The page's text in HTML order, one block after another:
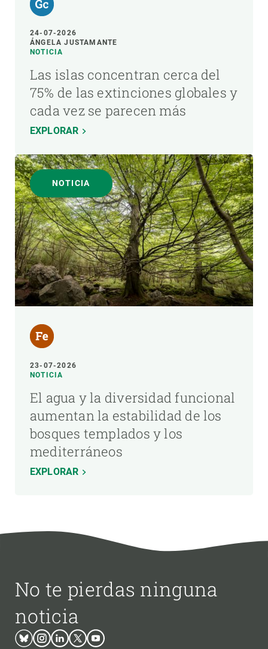
24-07-2026
ÁNGELA JUSTAMANTE
NOTICIA
Las islas concentran cerca del
75% de las extinciones globales y
cada vez se parecen más
EXPLORAR
NOTICIA
23-07-2026
NOTICIA
El agua y la diversidad funcional
aumentan la estabilidad de los
bosques templados y los
mediterráneos
EXPLORAR
No te pierdas ninguna
noticia
BlueskyInstagram
LinkedinTwitterYoutube